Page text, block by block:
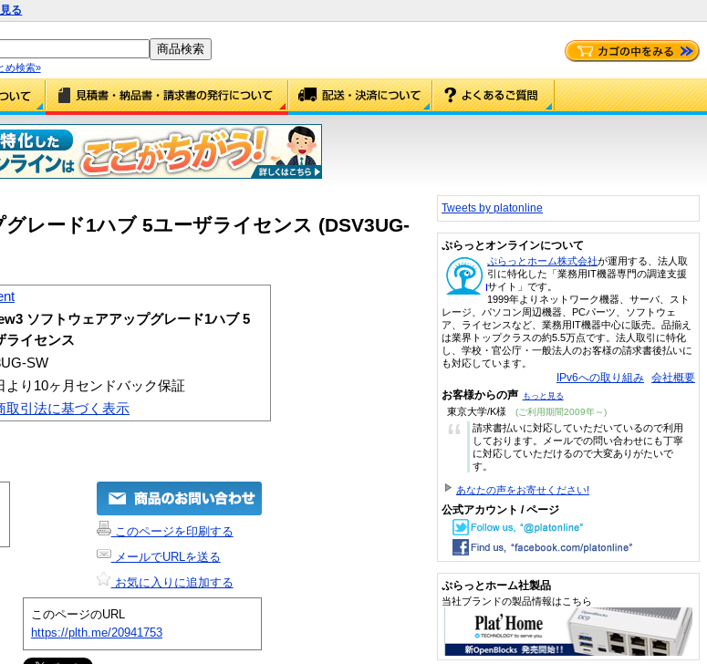
る
め検索»
レード1ハブ 5ユーザライセンス (DSV3UG-
ソフトウェアアップグレード1ハブ 5
ライセンス
SW
より10ヶ月センドバック保証
取引法に基づく表示
このページを印刷する
メールでURLを送る
お気に入りに追加する
このページのURL
https://plth.me/20941753
Tweets by platonline
ぷらっとオンラインについて
ぷらっとホーム株式会社が運用する、法人取
引に特化した「業務用IT機器専門の調達支援
サイト」です。
1999年よりネットワーク機器、サーバ、スト
レージ、パソコン周辺機器、PCパーツ、ソフトウェ
ア、ライセンスなど、業務用IT機器中心に販売。品揃え
は業界トップクラスの約5.5万点です。法人取引に特化
し、学校・官公庁・一般法人のお客様の請求書後払いに
も対応しています。
IPv6への取り組み 会社概要
お客様からの声 もっと見る
東京大学/K様 (ご利用期間2009年～)
“
請求書払いに対応していただいているので利用
しております。メールでの問い合わせにも丁寧
に対応していただけるので大変ありがたいで
す。
あなたの声をお寄せください!
公式アカウント / ページ
ぷらっとホーム社製品
当社ブランドの製品情報はこちら